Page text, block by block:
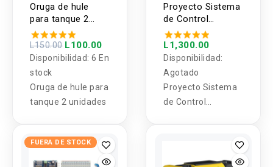
Oruga de hule
para tanque 2
unidades
L150.00 L100.00
Disponibilidad: 6 En
stock
Oruga de hule para
tanque 2 unidades
Proyecto Sistema
de Control
Automático de
Acceso con
Sensor Magnético
L1,300.00
Disponibilidad:
Agotado
Proyecto Sistema
de Control
FUERA DE STOCK